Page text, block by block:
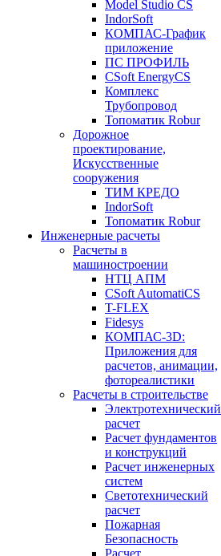
Model Studio CS
IndorSoft
КОМПАС-График
приложение
ПС ПРОФИЛЬ
CSoft EnergyCS
Комплекс
Трубопровод
Топоматик Robur
Дорожное
проектирование,
Искусственные
сооружения
ТИМ КРЕДО
IndorSoft
Топоматик Robur
Инженерные расчеты
Расчеты в
машиностроении
НТЦ АПМ
CSoft AutomatiCS
T-FLEX
Fidesys
КОМПАС-3D:
Приложения для
расчетов, анимации,
фотореалистики
Расчеты в строительстве
Электротехнический
расчет
Расчет фундаментов
и конструкций
Расчет инженерных
систем
Светотехнический
расчет
Пожарная
Безопасность
Расчет